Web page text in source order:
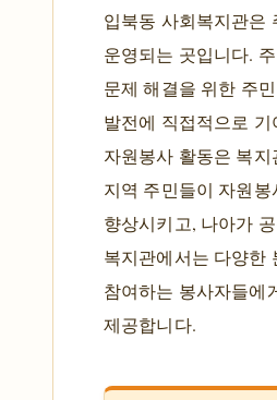
입북동 사회복지관은
운영되는 곳입니다.
문제 해결을 위한 주
발전에 직접적으로
자원봉사 활동은 복
지역 주민들이 자원
향상시키고, 나아가
복지관에서는 다양한
참여하는 봉사자들에
제공합니다.